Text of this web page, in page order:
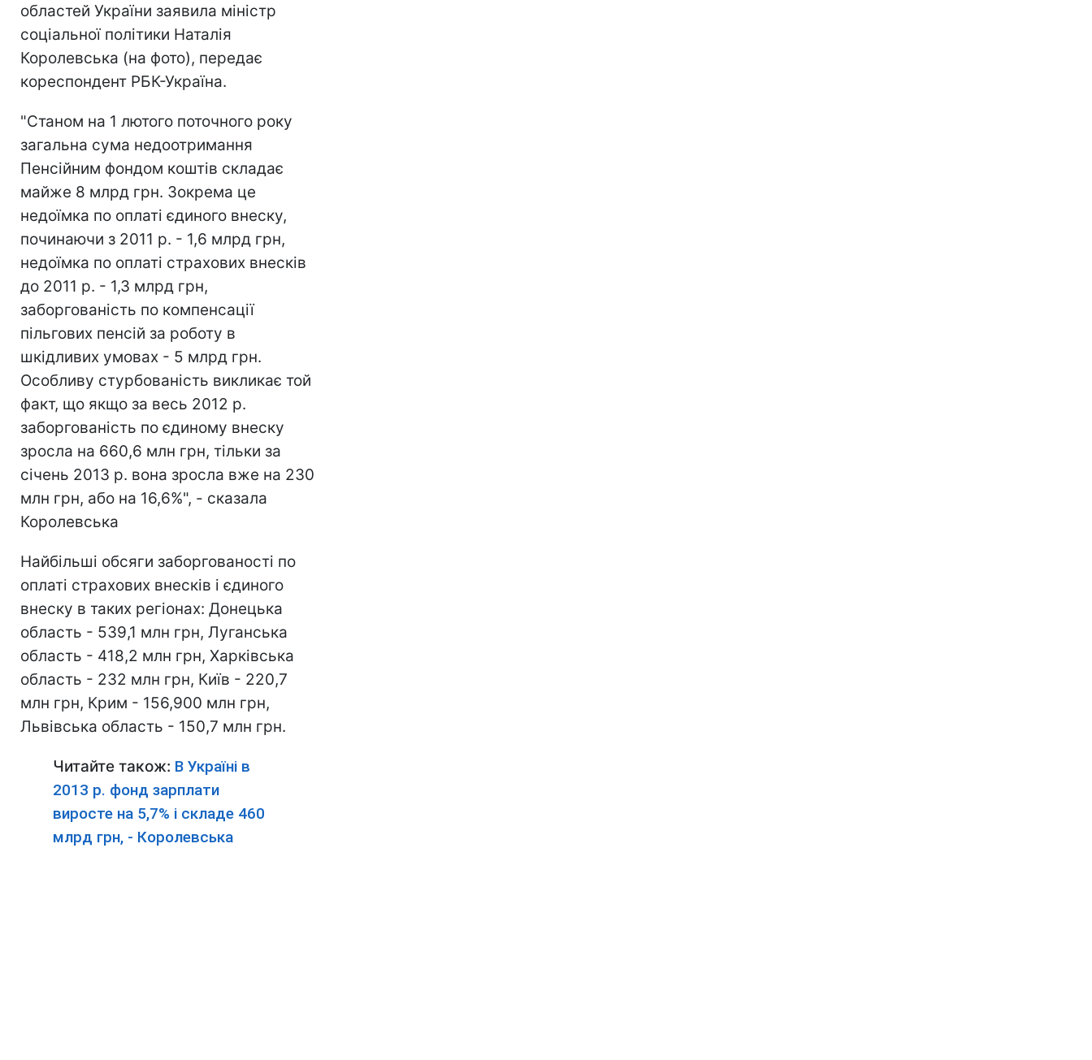
областей України заявила міністр
соціальної політики Наталія
Королевська (на фото), передає
кореспондент РБК-Україна.
"Станом на 1 лютого поточного року
загальна сума недоотримання
Пенсійним фондом коштів складає
майже 8 млрд грн. Зокрема це
недоїмка по оплаті єдиного внеску,
починаючи з 2011 р. - 1,6 млрд грн,
недоїмка по оплаті страхових внесків
до 2011 р. - 1,3 млрд грн,
заборгованість по компенсації
пільгових пенсій за роботу в
шкідливих умовах - 5 млрд грн.
Особливу стурбованість викликає той
факт, що якщо за весь 2012 р.
заборгованість по єдиному внеску
зросла на 660,6 млн грн, тільки за
січень 2013 р. вона зросла вже на 230
млн грн, або на 16,6%", - сказала
Королевська
Найбільші обсяги заборгованості по
оплаті страхових внесків і єдиного
внеску в таких регіонах: Донецька
область - 539,1 млн грн, Луганська
область - 418,2 млн грн, Харківська
область - 232 млн грн, Київ - 220,7
млн грн, Крим - 156,900 млн грн,
Львівська область - 150,7 млн грн.
Читайте також: В Україні в
2013 р. фонд зарплати
виросте на 5,7% і складе 460
млрд грн, - Королевська